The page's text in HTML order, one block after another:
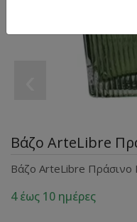
Βάζο ArteLibre
Βάζο ArteLibre Πράσινο
4 έως 10 ημέρες